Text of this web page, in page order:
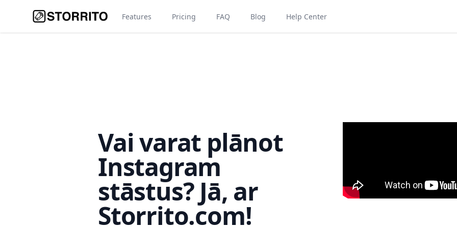
Features Pricing FAQ Blog Help Center
Vai varat plānot
Instagram
stāstus? Jā, ar
Storrito.com!